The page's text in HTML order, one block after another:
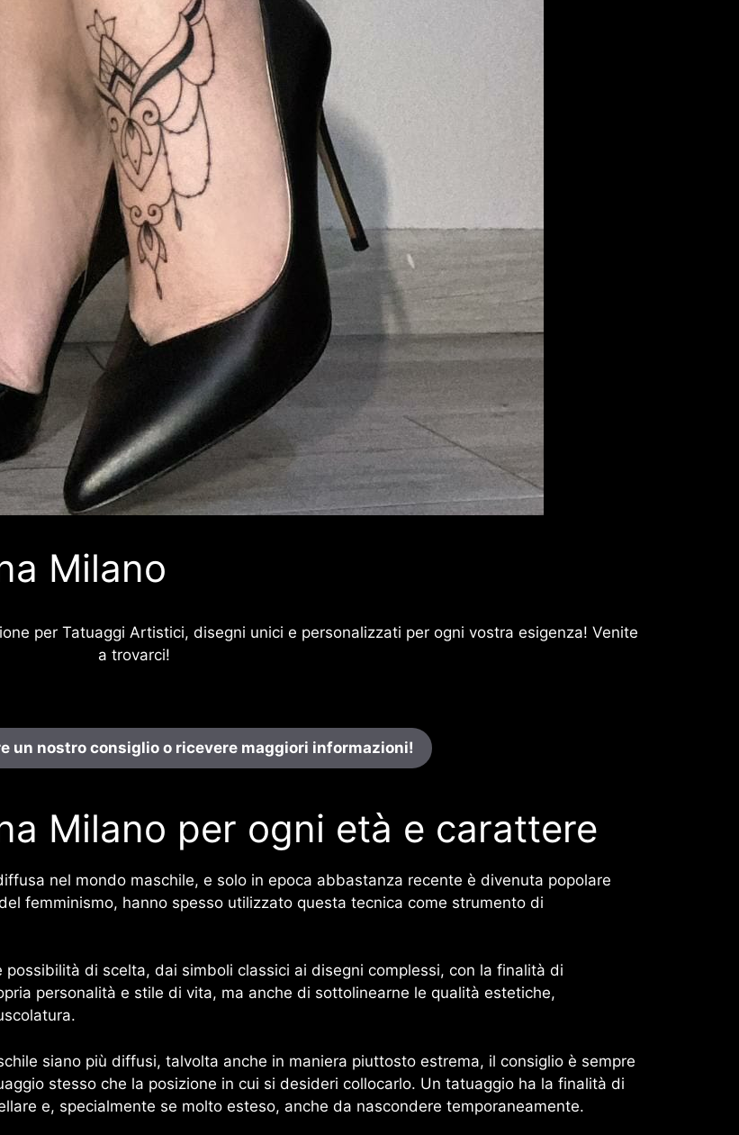
Milano
per Tatuaggi Artistici, disegni unici e personalizzati per ogni vostra esigenza! Venite
a trovarci!
un nostro consiglio o ricevere maggiori informazioni!
Milano per ogni età e carattere
nel mondo maschile, e solo in epoca abbastanza recente è divenuta popolare
femminismo, hanno spesso utilizzato questa tecnica come strumento di
possibilità di scelta, dai simboli classici ai disegni complessi, con la finalità di
personalità e stile di vita, ma anche di sottolinearne le qualità estetiche,
siano più diffusi, talvolta anche in maniera piuttosto estrema, il consiglio è sempre
stesso che la posizione in cui si desideri collocarlo. Un tatuaggio ha la finalità di
e, specialmente se molto esteso, anche da nascondere temporaneamente.